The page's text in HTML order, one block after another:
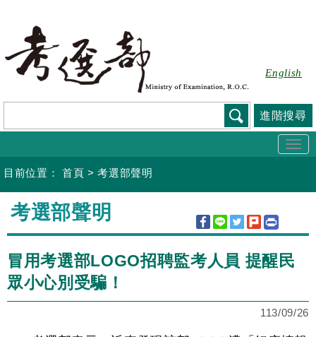
要
容
English
進階搜尋
目前位置： 首頁 >考選部聲明
考選部聲明
冒用考選部LOGO招聘監考人員 提醒民
眾小心別受騙！
113/09/26